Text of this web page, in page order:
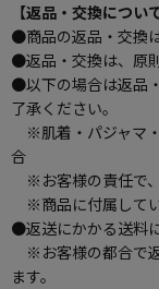
【返品・交換について
●商品の返品・交換
●返品・交換は、原
●以下の場合は返品
了承ください。
※肌着・パジャマ
合
※お客様の責任で
※商品に付属して
●返送にかかる送料
※お客様の都合で
ます。